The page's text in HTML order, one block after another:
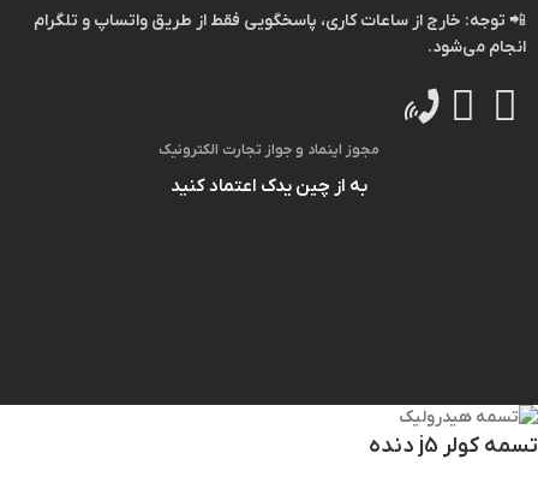
📲 توجه: خارج از ساعات کاری، پاسخگویی فقط از طریق واتساپ و تلگرام
انجام می‌شود.
مجوز اینماد و جواز تجارت الکترونیک
به از چین یدک اعتماد کنید
تسمه کولر j5 دنده